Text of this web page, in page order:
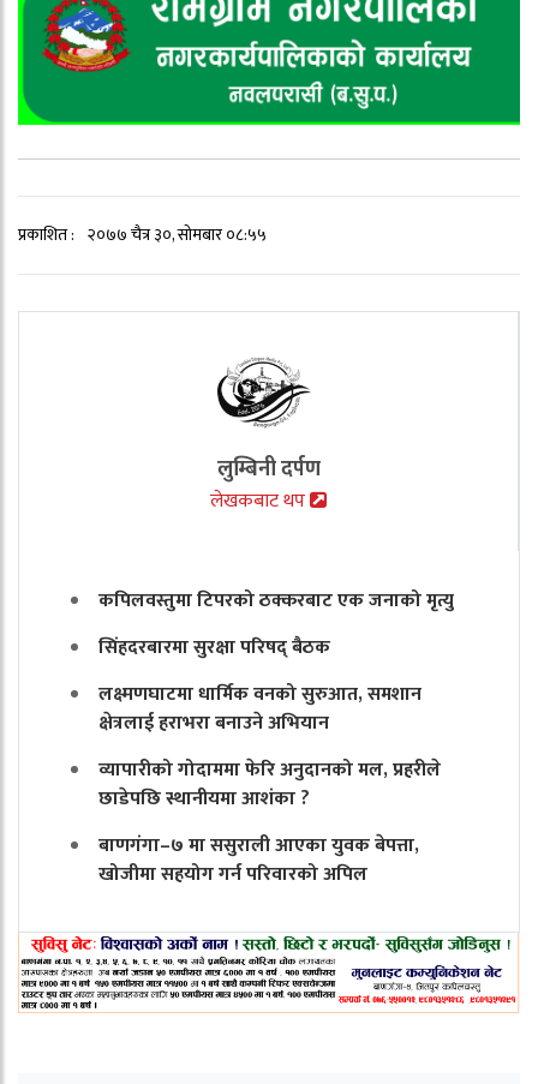
प्रकाशित : २०७७ चैत्र ३०, सोमबार ०८:५५
लुम्बिनी दर्पण
लेखकबाट थप
कपिलवस्तुमा टिपरको ठक्करबाट एक जनाको मृत्यु
सिंहदरबारमा सुरक्षा परिषद् बैठक
लक्ष्मणघाटमा धार्मिक वनको सुरुआत, समशान
क्षेत्रलाई हराभरा बनाउने अभियान
व्यापारीको गोदाममा फेरि अनुदानको मल, प्रहरीले
छाडेपछि स्थानीयमा आशंका ?
बाणगंगा–७ मा ससुराली आएका युवक बेपत्ता,
खोजीमा सहयोग गर्न परिवारको अपिल